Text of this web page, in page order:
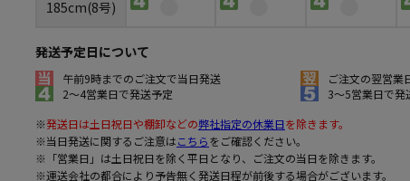
185cm(8号)
発送予定日について
午前9時までのご注文で当日発送
ご注文の翌営業
2～4営業日で発送予定
3～5営業日で発
※発送日は土日祝日や棚卸などの弊社指定の休業日を除きます。
※当日発送に関するご注意はこちらをご確認ください。
※「営業日」は土日祝日を除く平日となり、ご注文の当日を除きます。
※運送会社の都合により予告無く発送日程が前後する場合がございます。